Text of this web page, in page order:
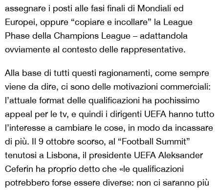
assegnare i posti alle fasi finali di Mondiali ed
Europei, oppure “copiare e incollare” la League
Phase della Champions League – adattandola
ovviamente al contesto delle rappresentative.
Alla base di tutti questi ragionamenti, come sempre
viene da dire, ci sono delle motivazioni commerciali:
l’attuale format delle qualificazioni ha pochissimo
appeal per le tv, e quindi i dirigenti UEFA hanno tutto
l’interesse a cambiare le cose, in modo da incassare
di più. Il 9 ottobre scorso, al “Football Summit”
tenutosi a Lisbona, il presidente UEFA Aleksander
Ceferin ha proprio detto che «le qualificazioni
potrebbero forse essere diverse: non ci saranno più